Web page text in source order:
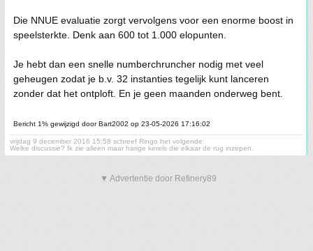
Die NNUE evaluatie zorgt vervolgens voor een enorme boost in
speelsterkte. Denk aan 600 tot 1.000 elopunten.
Je hebt dan een snelle numberchruncher nodig met veel
geheugen zodat je b.v. 32 instanties tegelijk kunt lanceren
zonder dat het ontploft. En je geen maanden onderweg bent.
Bericht 1% gewijzigd door Bart2002 op 23-05-2026 17:16:02
vrijdag 9 december 2016 15:58 schreef Ringo het volgende:
Welke discussie? Ik zie alleen maar harige kerels die elkaar de rug inzepen.
▼ Advertentie door Refinery89